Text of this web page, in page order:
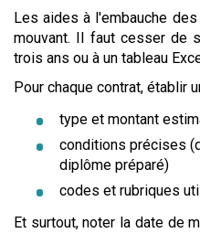
Les aides à l'embauche
mouvant. Il faut cesser de
trois ans ou à un tableau
Pour chaque contrat, établir
type et montant
conditions précises
diplôme préparé)
codes et rubriques
Et surtout, noter la date de